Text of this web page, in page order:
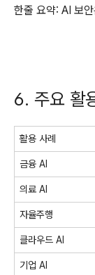
한줄 요약: AI 보
6. 주요 활
활용 사례
금융 AI
의료 AI
자율주행
클라우드 AI
기업 AI